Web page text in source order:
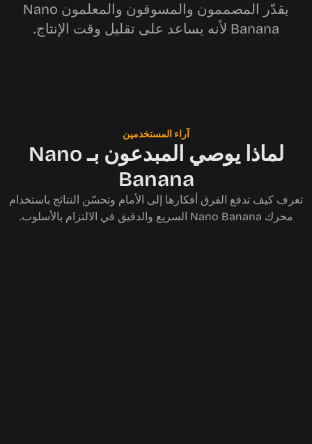
يقدّر المصممون والمسوقون والمعلمون Nano
Banana لأنه يساعد على تقليل وقت الإنتاج.
آراء المستخدمين
لماذا يوصي المبدعون بـ Nano
Banana
تعرف كيف تدفع الفرق أفكارها إلى الأمام وتحسّن النتائج باستخدام
محرك Nano Banana السريع والدقيق في الالتزام بالأسلوب.